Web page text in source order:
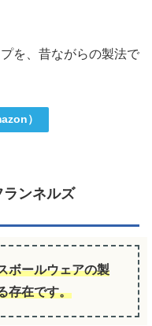
を、昔ながらの製法で
）
ランネルズ
ボールウェアの製
存在です。